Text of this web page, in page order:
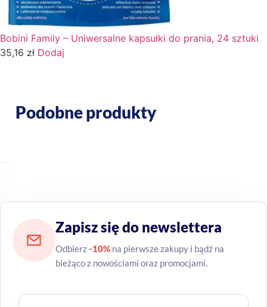
Bobini Family – Uniwersalne kapsułki do prania, 24 sztuki
35,16 zł Dodaj
Podobne produkty
Zapisz się do newslettera
Odbierz-10% na pierwsze zakupy i bądź na
bieżąco z nowościami oraz promocjami.